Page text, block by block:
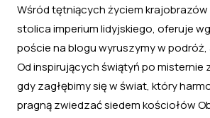
Wśród tętniących życiem
stolica imperium lidyjskiego, oferuje
poście na blogu wyruszymy w
Od inspirujących świątyń po misternie
gdy zagłębimy się w świat, który
pragną zwiedzać siedem kościołów